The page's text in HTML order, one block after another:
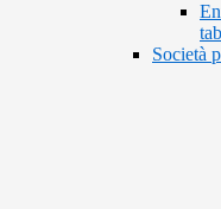
Società